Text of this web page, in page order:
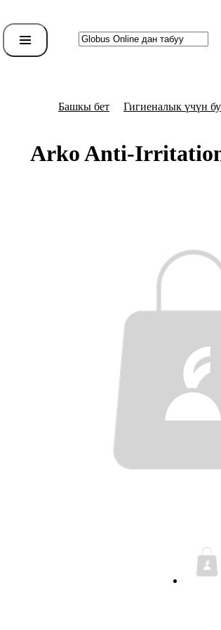
Башкы бет Гигиеналык үчүн
Arko Anti-